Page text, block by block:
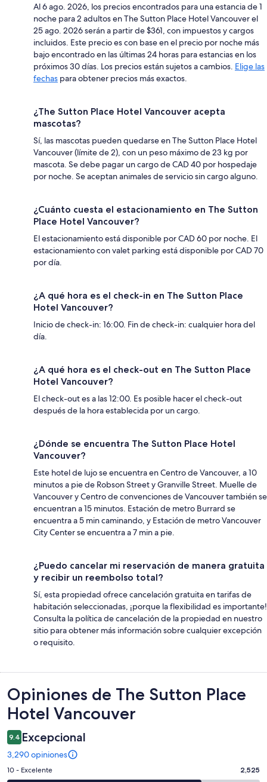
Al 6 ago. 2026, los precios encontrados para una estancia de 1
noche para 2 adultos en The Sutton Place Hotel Vancouver el
25 ago. 2026 serán a partir de $361, con impuestos y cargos
incluidos. Este precio es con base en el precio por noche más
bajo encontrado en las últimas 24 horas para estancias en los
próximos 30 días. Los precios están sujetos a cambios. Elige las
fechas para obtener precios más exactos.
¿The Sutton Place Hotel Vancouver acepta
mascotas?
Sí, las mascotas pueden quedarse en The Sutton Place Hotel
Vancouver (límite de 2), con un peso máximo de 23 kg por
mascota. Se debe pagar un cargo de CAD 40 por hospedaje
por noche. Se aceptan animales de servicio sin cargo alguno.
¿Cuánto cuesta el estacionamiento en The Sutton
Place Hotel Vancouver?
El estacionamiento está disponible por CAD 60 por noche. El
estacionamiento con valet parking está disponible por CAD 70
por día.
¿A qué hora es el check-in en The Sutton Place
Hotel Vancouver?
Inicio de check-in: 16:00. Fin de check-in: cualquier hora del
día.
¿A qué hora es el check-out en The Sutton Place
Hotel Vancouver?
El check-out es a las 12:00. Es posible hacer el check-out
después de la hora establecida por un cargo.
¿Dónde se encuentra The Sutton Place Hotel
Vancouver?
Este hotel de lujo se encuentra en Centro de Vancouver, a 10
minutos a pie de Robson Street y Granville Street. Muelle de
Vancouver y Centro de convenciones de Vancouver también se
encuentran a 15 minutos. Estación de metro Burrard se
encuentra a 5 min caminando, y Estación de metro Vancouver
City Center se encuentra a 7 min a pie.
¿Puedo cancelar mi reservación de manera gratuita
y recibir un reembolso total?
Sí, esta propiedad ofrece cancelación gratuita en tarifas de
habitación seleccionadas, ¡porque la flexibilidad es importante!
Consulta la política de cancelación de la propiedad en nuestro
sitio para obtener más información sobre cualquier excepción
o requisito.
Opiniones
Opiniones de The Sutton Place
Hotel Vancouver
9.4 Excepcional
3,290 opiniones
Puntuación
10 - Excelente 2,525